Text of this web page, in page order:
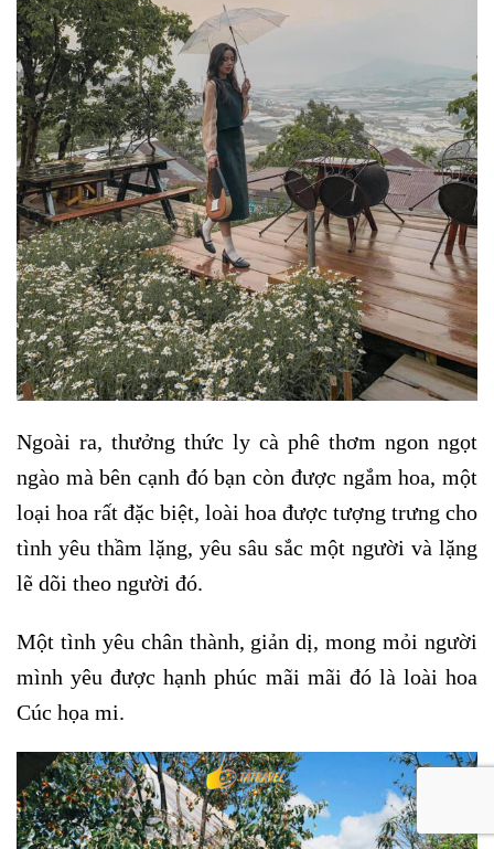
Ngoài ra, thưởng thức ly cà phê thơm ngon ngọt
ngào mà bên cạnh đó bạn còn được ngắm hoa, một
loại hoa rất đặc biệt, loài hoa được tượng trưng cho
tình yêu thầm lặng, yêu sâu sắc một người và lặng
lẽ dõi theo người đó.
Một tình yêu chân thành, giản dị, mong mỏi người
mình yêu được hạnh phúc mãi mãi đó là loài hoa
Cúc họa mi.